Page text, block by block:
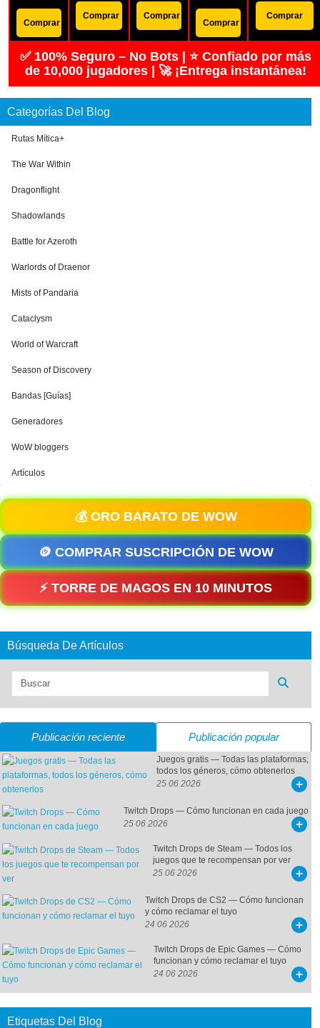
Comprar
Comprar Comprar
Comprar
Comprar
✅ 100% Seguro – No Bots | ⭐ Confiado por más
de 10,000 jugadores | 🚀 ¡Entrega instantánea!
Categorías Del Blog
Rutas Mítica+
The War Within
Dragonflight
Shadowlands
Battle for Azeroth
Warlords of Draenor
Mists of Pandaria
Cataclysm
World of Warcraft
Season of Discovery
Bandas [Guías]
Generadores
WoW bloggers
Artículos
💰 ORO BARATO DE WOW
🪙 COMPRAR SUSCRIPCIÓN DE WOW
⚡ TORRE DE MAGOS EN 10 MINUTOS
Búsqueda De Artículos
Publicación reciente Publicación popular
Juegos gratis — Todas las plataformas,
todos los géneros, cómo obtenerlos
25 06 2026
Twitch Drops — Cómo funcionan en cada juego
25 06 2026
Twitch Drops de Steam — Todos los
juegos que te recompensan por ver
25 06 2026
Twitch Drops de CS2 — Cómo funcionan
y cómo reclamar el tuyo
24 06 2026
Twitch Drops de Epic Games — Cómo
funcionan y cómo reclamar el tuyo
24 06 2026
Etiquetas Del Blog